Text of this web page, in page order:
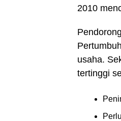
2010
usaha.
tertinggi